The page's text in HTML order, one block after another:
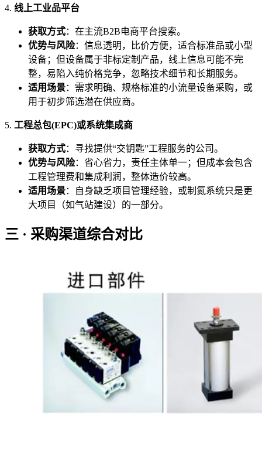
4. 线上工业品平台
获取方式：在主流B2B电商平台搜索。
优势与风险：信息透明，比价方便，适合标准品或小型
设备；但设备属于非标定制产品，线上信息可能不完
整，易陷入纯价格竞争，忽略技术细节和长期服务。
适用场景：需求明确、规格标准的小流量设备采购，或
用于初步筛选潜在供应商。
5. 工程总包(EPC)或系统集成商
获取方式：寻找提供“交钥匙”工程服务的公司。
优势与风险：省心省力，责任主体单一；但成本会包含
工程管理费和集成利润，整体造价较高。
适用场景：自身缺乏项目管理经验，或制氮系统只是更
大项目（如气站建设）的一部分。
三 · 采购渠道综合对比